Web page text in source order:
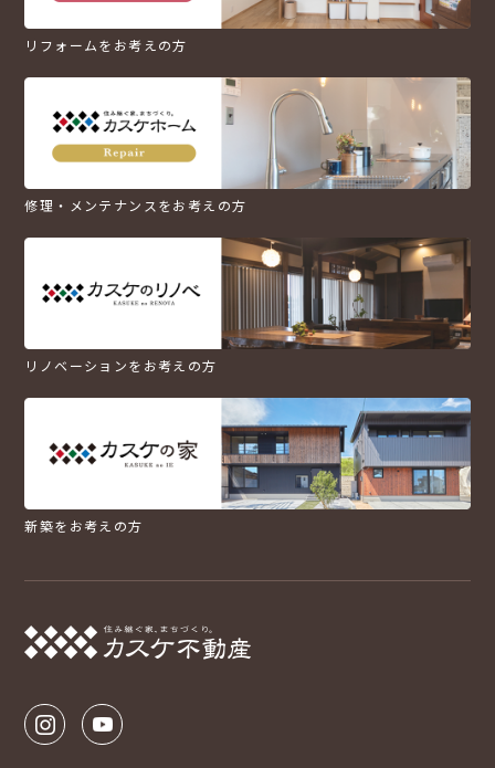
リフォームをお考えの方
修理・メンテナンスをお考えの方
リノベーションをお考えの方
新築をお考えの方